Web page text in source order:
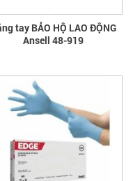
tay BẢO HỘ LAO ĐỘNG
Ansell 48-919